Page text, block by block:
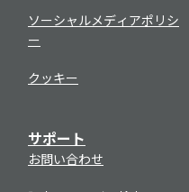
ソーシャルメディアポリシ
ー
クッキー
サポート
お問い合わせ